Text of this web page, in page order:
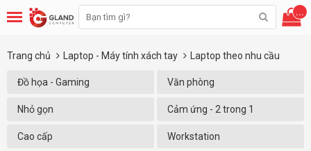
...
Trang chủ Laptop - Máy tính xách tay Laptop theo nhu cầu
Đồ họa - Gaming Văn phòng
Nhỏ gọn Cảm ứng - 2 trong 1
Cao cấp Workstation